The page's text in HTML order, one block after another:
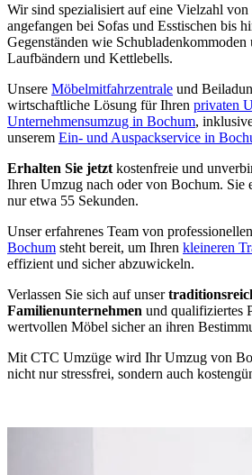
Wir sind spezialisiert auf eine Vielzahl
angefangen bei Sofas und Esstischen bis
Gegenständen wie Schubladenkommoden
Laufbändern und Kettlebells.
Unsere Möbelmitfahrzentrale und
wirtschaftliche Lösung für Ihren privaten
Unternehmensumzug in Bochum,
unserem Ein- und Auspackservice in
Erhalten Sie jetzt kostenfreie und
Ihren Umzug nach oder von Bochum. Sie
nur etwa 55 Sekunden.
Unser erfahrenes Team von professionellen
Bochum steht bereit, um Ihren kleineren
effizient und sicher abzuwickeln.
Verlassen Sie sich auf unser
Familienunternehmen und qualifiziertes
wertvollen Möbel sicher an ihren
Mit CTC Umzüge wird Ihr Umzug von
nicht nur stressfrei, sondern auch